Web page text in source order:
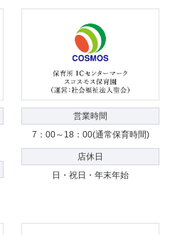
営業時間
7：00～18：00(通常保育時間)
店休日
日・祝日・年末年始